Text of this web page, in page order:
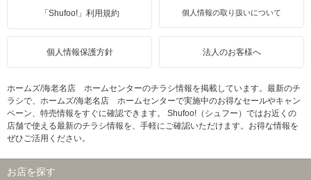
「Shufoo!」利用規約 個人情報の取り扱いについて
個人情報保護方針 法人のお客様へ
ホームズ/海老名店 ホームセンターのチラシ情報を掲載しています。最新のチ
ラシで、ホームズ/海老名店 ホームセンターで実施中のお得なセールやキャン
ペーン、特売情報をすぐに確認できます。 Shufoo!（シュフー）ではお近くの
店舗で使える最新のチラシ情報を、手軽にご確認いただけます。お得な情報を
ぜひご活用ください。
お店を探す